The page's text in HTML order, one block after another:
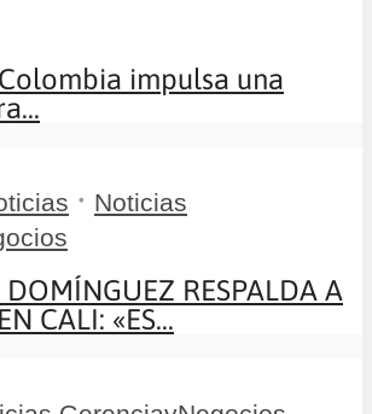
impulsa una
• Noticias
RESPALDA A
CALI: «ES...